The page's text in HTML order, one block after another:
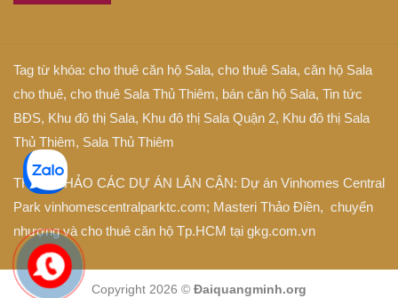
Tag từ khóa: cho thuê căn hộ Sala, cho thuê Sala, căn hộ Sala
cho thuê, cho thuê Sala Thủ Thiêm, bán căn hộ Sala, Tin tức
BĐS, Khu đô thị Sala, Khu đô thị Sala Quận 2, Khu đô thị Sala
Thủ Thiêm, Sala Thủ Thiêm
THAM KHẢO CÁC DỰ ÁN LÂN CẬN: Dự án Vinhomes Central
Park vinhomescentralparktc.com; Masteri Thảo Điền, chuyển
nhượng và cho thuê căn hộ Tp.HCM tại gkg.com.vn
Copyright 2026 © Đaiquangminh.org